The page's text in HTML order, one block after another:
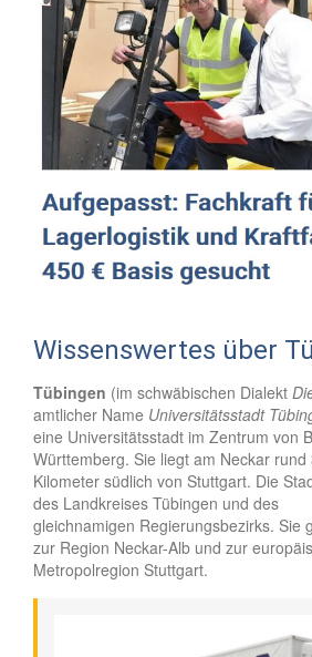
Wissenswertes über
Tübingen (im schwäbischen Dialekt
amtlicher Name Universitätsstadt
eine Universitätsstadt im Zentrum von
Württemberg. Sie liegt am Neckar rund
Kilometer südlich von Stuttgart. Die
des Landkreises Tübingen und des
gleichnamigen Regierungsbezirks. Sie
zur Region Neckar-Alb und zur
Metropolregion Stuttgart.